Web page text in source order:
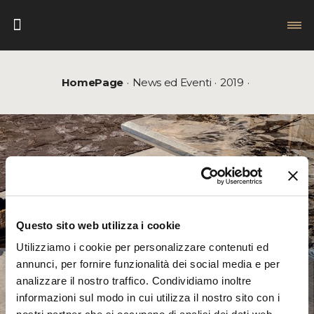
Questo sito web utilizza i cookie
Utilizziamo i cookie per personalizzare contenuti ed
annunci, per fornire funzionalità dei social media e per
analizzare il nostro traffico. Condividiamo inoltre
informazioni sul modo in cui utilizza il nostro sito con i
HomePage News ed Eventi 2019